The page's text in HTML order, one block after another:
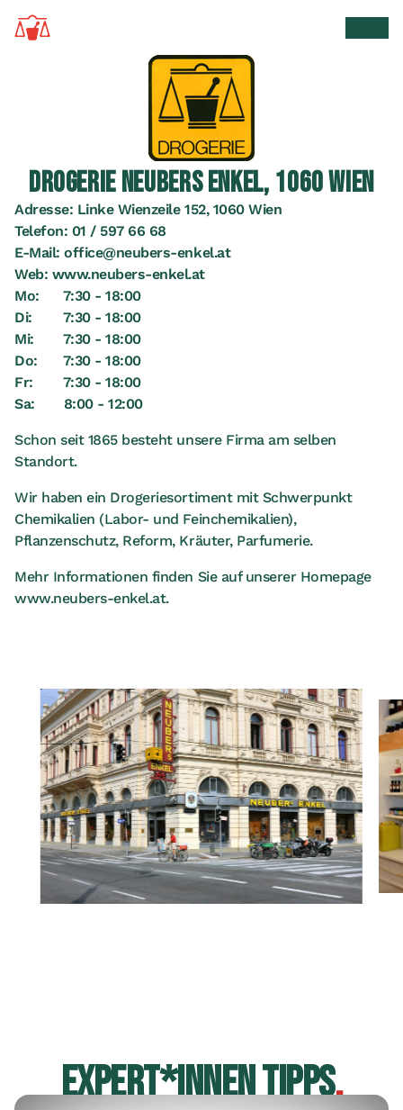
Zur Startseite
DROGERIE NEUBERS ENKEL, 1060 WIEN
Adresse: Linke Wienzeile 152, 1060 Wien
Telefon: 01 / 597 66 68
E-Mail:office@neubers-enkel.at
Web: www.neubers-enkel.at
Mo:
7:30 - 18:00
Di:
7:30 - 18:00
Mi:
7:30 - 18:00
Do:
7:30 - 18:00
Fr:
7:30 - 18:00
Sa:
8:00 - 12:00
Schon seit 1865 besteht unsere Firma am selben
Standort.
Wir haben ein Drogeriesortiment mit Schwerpunkt
Chemikalien (Labor- und Feinchemikalien),
Pflanzenschutz, Reform, Kräuter, Parfumerie.
Mehr Informationen finden Sie auf unserer Homepage
www.neubers-enkel.at.
EXPERT*INNEN TIPPS.